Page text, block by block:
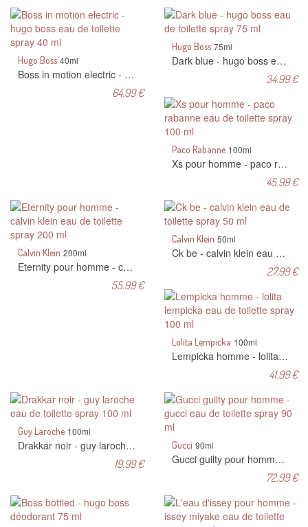
Hugo Boss 40ml
Boss in motion electric - hugo boss eau de toilette spray 40 ml
64.99 €
Hugo Boss 75ml
Dark blue - hugo boss eau de toilette spray 75 ml
34.99 €
Paco Rabanne 100ml
Xs pour homme - paco rabanne eau de toilette spray 100 ml
45.99 €
Calvin Klein 200ml
Eternity pour homme - calvin klein eau de toilette spray 200 ml
55.99 €
Calvin Klein 50ml
Ck be - calvin klein eau de toilette spray 50 ml
27.99 €
Lolita Lempicka 100ml
Lempicka homme - lolita lempicka eau de toilette spray 100 ml
41.99 €
Guy Laroche 100ml
Drakkar noir - guy laroche eau de toilette spray 100 ml
19.99 €
Gucci 90ml
Gucci guilty pour homme - gucci eau de toilette spray 90 ml
72.99 €